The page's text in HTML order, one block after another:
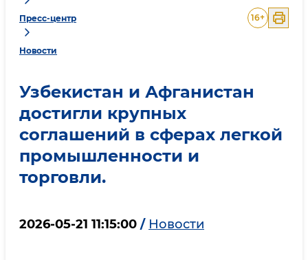
Пресс-центр
Новости
16+
Узбекистан и Афганистан
достигли крупных
соглашений в сферах легкой
промышленности и
торговли.
2026-05-21 11:15:00 / Новости